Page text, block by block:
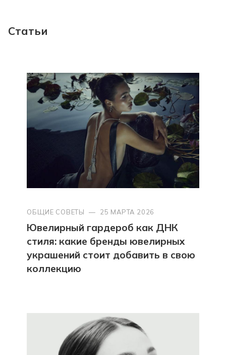
Статьи
ОБЩИЕ СОВЕТЫ — 25 МАРТА 2026
Ювелирный гардероб как ДНК
стиля: какие бренды ювелирных
украшений стоит добавить в свою
коллекцию